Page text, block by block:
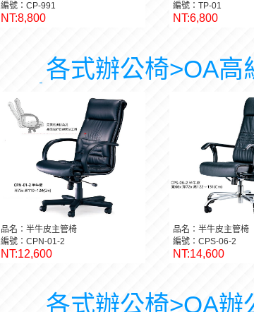
編號：CP-991
NT:8,800
編號：TP-01
NT:6,800
各式辦公椅>OA高
品名：半牛皮主管椅
編號：CPN-01-2
NT:12,600
品名：半牛皮主管椅
編號：CPS-06-2
NT:14,600
各式辦公椅>OA辦